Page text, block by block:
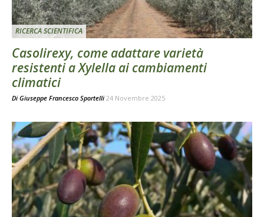
RICERCA SCIENTIFICA
Casolirexy, come adattare varietà
resistenti a Xylella ai cambiamenti
climatici
Di Giuseppe Francesco Sportelli 24 Novembre 2025